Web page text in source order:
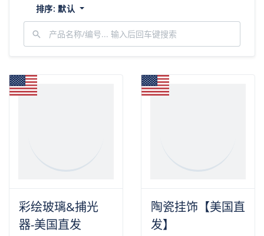
排序:默认
彩绘玻璃&捕光
器-美国直发
陶瓷挂饰【美国直
发】